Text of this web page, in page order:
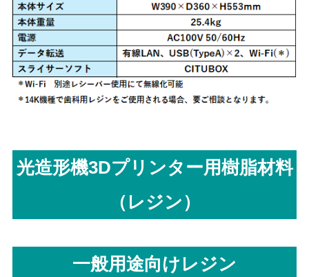
光造形機3Dプリンター用樹脂材料
（レジン）
一般用途向けレジン